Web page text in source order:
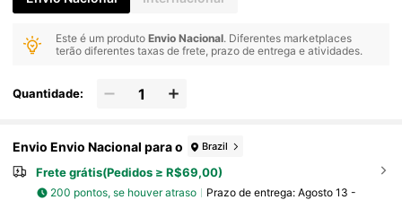
Este é um produtoEnvio Nacional. Diferentes marketplaces
terão diferentes taxas de frete, prazo de entrega e atividades.
Quantidade:
Envio Envio Nacional para o Brazil
Frete grátis(Pedidos ≥ R$69,00)
200 pontos, se houver atraso Prazo de entrega: Agosto 13 -